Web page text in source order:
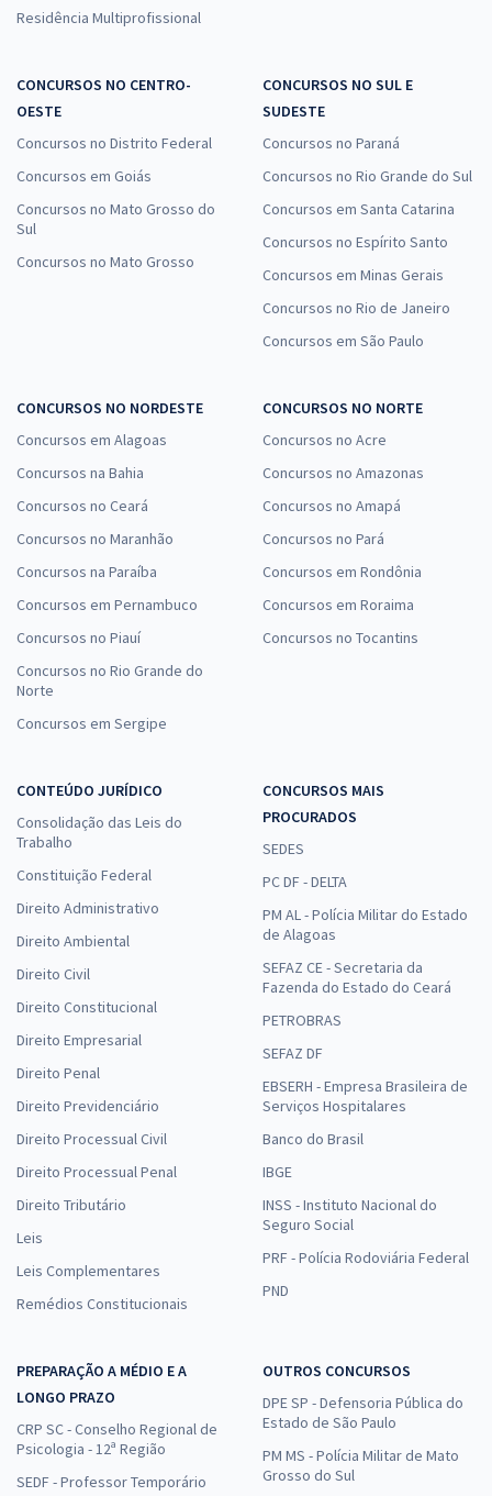
Residência Multiprofissional
CONCURSOS NO CENTRO-
OESTE
Concursos no Distrito Federal
Concursos em Goiás
Concursos no Mato Grosso do
Sul
Concursos no Mato Grosso
CONCURSOS NO SUL E
SUDESTE
Concursos no Paraná
Concursos no Rio Grande do Sul
Concursos em Santa Catarina
Concursos no Espírito Santo
Concursos em Minas Gerais
Concursos no Rio de Janeiro
Concursos em São Paulo
CONCURSOS NO NORDESTE
Concursos em Alagoas
Concursos na Bahia
Concursos no Ceará
Concursos no Maranhão
Concursos na Paraíba
Concursos em Pernambuco
Concursos no Piauí
Concursos no Rio Grande do
Norte
Concursos em Sergipe
CONCURSOS NO NORTE
Concursos no Acre
Concursos no Amazonas
Concursos no Amapá
Concursos no Pará
Concursos em Rondônia
Concursos em Roraima
Concursos no Tocantins
CONTEÚDO JURÍDICO
Consolidação das Leis do
Trabalho
Constituição Federal
Direito Administrativo
Direito Ambiental
Direito Civil
Direito Constitucional
Direito Empresarial
Direito Penal
Direito Previdenciário
Direito Processual Civil
Direito Processual Penal
Direito Tributário
Leis
Leis Complementares
Remédios Constitucionais
CONCURSOS MAIS
PROCURADOS
SEDES
PC DF - DELTA
PM AL - Polícia Militar do Estado
de Alagoas
SEFAZ CE - Secretaria da
Fazenda do Estado do Ceará
PETROBRAS
SEFAZ DF
EBSERH - Empresa Brasileira de
Serviços Hospitalares
Banco do Brasil
IBGE
INSS - Instituto Nacional do
Seguro Social
PRF - Polícia Rodoviária Federal
PND
PREPARAÇÃO A MÉDIO E A
LONGO PRAZO
CRP SC - Conselho Regional de
Psicologia - 12ª Região
SEDF - Professor Temporário
OUTROS CONCURSOS
DPE SP - Defensoria Pública do
Estado de São Paulo
PM MS - Polícia Militar de Mato
Grosso do Sul